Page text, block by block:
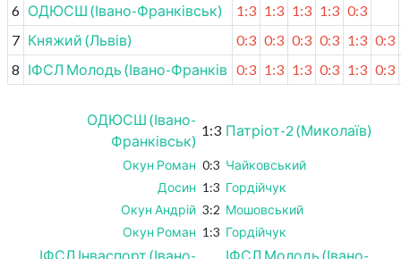
6 ОДЮСШ (Івано-Франківськ) 1:3 1:3 1:3 1:3 0:3
7 Княжий (Львів) 0:3 0:3 0:3 0:3 1:3 0:3
8 ІФСЛ Молодь (Івано-Франківськ)
0:3 1:3 1:3 0:3 1:3 0:3
ОДЮСШ (Івано-
Франківськ)
1:3 Патріот-2 (Миколаїв)
Окун Роман 0:3 Чайковський
Досин 1:3 Гордійчук
Окун Андрій 3:2 Мошовський
Окун Роман 1:3 Гордійчук
ІФСЛ Інваспорт (Івано-
ІФСЛ Молодь (Івано-